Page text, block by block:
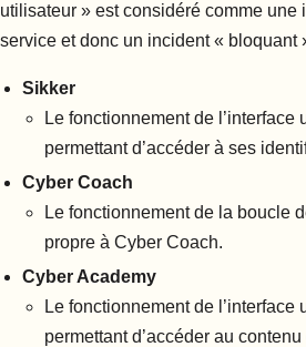
utilisateur » est considéré comme une
service et donc un incident « bloquant
Sikker
Le fonctionnement de l’interface
permettant d’accéder à ses
Cyber Coach
Le fonctionnement de la boucle
propre à Cyber Coach.
Cyber Academy
Le fonctionnement de l’interface
permettant d’accéder au